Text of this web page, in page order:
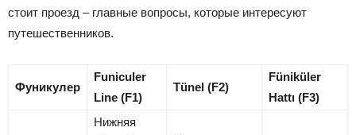
стоит проезд – главные вопросы, которые интересуют
путешественников.
Фуникулер
Funiculer
Line (F1)
Tünel (F2)
Füniküler
Hattı (F3)
Нижняя